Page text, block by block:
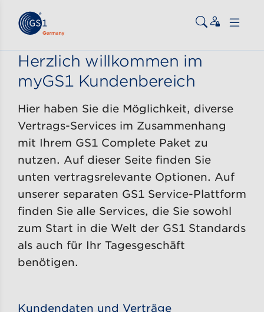
Herzlich willkommen im
myGS1 Kundenbereich
Hier haben Sie die Möglichkeit, diverse
Vertrags-Services im Zusammenhang
mit Ihrem GS1 Complete Paket zu
nutzen. Auf dieser Seite finden Sie
unten vertragsrelevante Optionen. Auf
unserer separaten GS1 Service-Plattform
finden Sie alle Services, die Sie sowohl
zum Start in die Welt der GS1 Standards
als auch für Ihr Tagesgeschäft
benötigen.
Kundendaten und Verträge